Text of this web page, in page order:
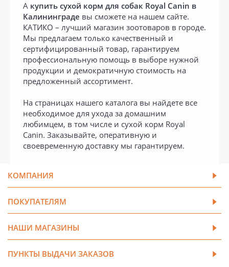
А купить сухой корм для собак Royal Canin в
Калининграде вы сможете на нашем сайте.
КАТИКО – лучший магазин зоотоваров в городе.
Мы предлагаем только качественный и
сертифицированный товар, гарантируем
профессиональную помощь в выборе нужной
продукции и демократичную стоимость на
предложенный ассортимент.
На страницах нашего каталога вы найдете все
необходимое для ухода за домашним
любимцем, в том числе и сухой корм Royal
Canin. Заказывайте, оперативную и
своевременную доставку мы гарантируем.
КОМПАНИЯ
ПОКУПАТЕЛЯМ
НАШИ МАГАЗИНЫ
ПУНКТЫ ВЫДАЧИ ЗАКАЗОВ